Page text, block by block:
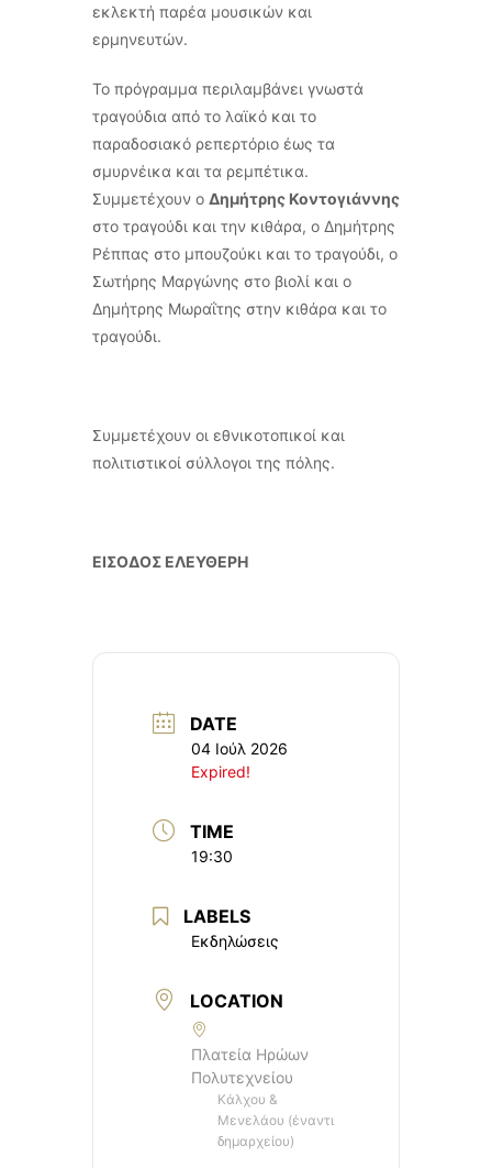
εκλεκτή παρέα μουσικών και
ερμηνευτών.
Το πρόγραμμα περιλαμβάνει γνωστά
τραγούδια από το λαϊκό και το
παραδοσιακό ρεπερτόριο έως τα
σμυρνέικα και τα ρεμπέτικα.
Συμμετέχουν ο Δημήτρης Κοντογιάννης
στο τραγούδι και την κιθάρα, ο Δημήτρης
Ρέππας στο μπουζούκι και το τραγούδι, ο
Σωτήρης Μαργώνης στο βιολί και ο
Δημήτρης Μωραΐτης στην κιθάρα και το
τραγούδι.
Συμμετέχουν οι εθνικοτοπικοί και
πολιτιστικοί σύλλογοι της πόλης.
ΕΙΣΟΔΟΣ ΕΛΕΥΘΕΡΗ
DATE
04 Ιούλ 2026
Expired!
TIME
19:30
LABELS
Εκδηλώσεις
LOCATION
Πλατεία Ηρώων
Πολυτεχνείου
Κάλχου &
Μενελάου (έναντι
δημαρχείου)